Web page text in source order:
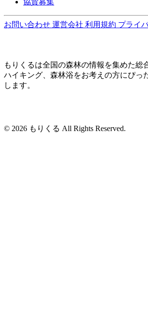
協賛募集
お問い合わせ 運営会社 利用規約 プライ
もりくるは全国の森林の情報を集めた総
ハイキング、森林浴をお考えの方にぴっ
します。
© 2026 もりくる All Rights Reserved.